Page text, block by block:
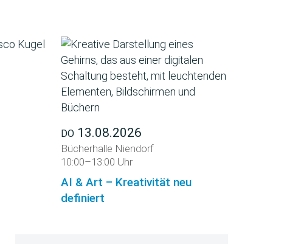
DO 13.08.2026
Bücherhalle Niendorf
10:00–13:00 Uhr
AI & Art – Kreativität neu
definiert